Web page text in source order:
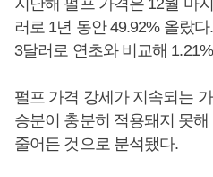
지난해 펄프 가격은 12월 마
러로 1년 동안 49.92% 올랐
3달러로 연초와 비교해
펄프 가격 강세가 지속되는
승분이 충분히 적용돼지 못해
줄어든 것으로 분석됐다.